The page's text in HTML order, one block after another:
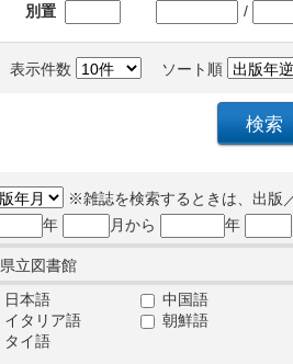
別置 /
表示件数 ソート順
※雑誌を検索するときは、出版
年
月から 年
県立図書館
日本語
中国語
イタリア語
朝鮮語
タイ語